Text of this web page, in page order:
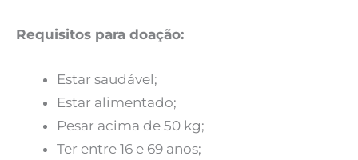
Requisitos para doação:
Estar saudável;
Estar alimentado;
Pesar acima de 50 kg;
Ter entre 16 e 69 anos;